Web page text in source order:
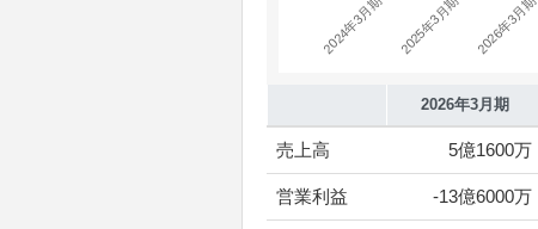
2024年3月期 2025年3月期 2026年3月期
2026年3月期
売上高 5億1600万
営業利益 -13億6000万